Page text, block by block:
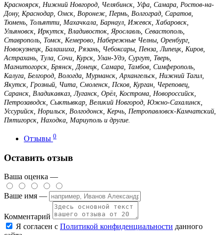
Красноярск, Нижний Новгород, Челябинск, Уфа, Самара, Ростов-на-
Дону, Краснодар, Омск, Воронеж, Пермь, Волгоград, Саратов,
Тюмень, Тольятти, Махачкала, Барнаул, Ижевск, Хабаровск,
Ульяновск, Иркутск, Владивосток, Ярославль, Севастополь,
Ставрополь, Томск, Кемерово, Набережные Челны, Оренбург,
Новокузнецк, Балашиха, Рязань, Чебоксары, Пенза, Липецк, Киров,
Астрахань, Тула, Сочи, Курск, Улан-Удэ, Сургут, Тверь,
Магнитогорск, Брянск, Донецк, Самара, Тамбов, Симферополь,
Калуга, Белгород, Вологда, Мурманск, Архангельск, Нижний Тагил,
Якутск, Грозный, Чита, Смоленск, Псков, Курган, Череповец,
Саранск, Владикавказ, Луганск, Орёл, Кострома, Новороссийск,
Петрозаводск, Сыктывкар, Великий Новгород, Южно-Сахалинск,
Уссурийск, Норильск, Волгодонск, Керчь, Петропавловск-Камчатский,
Пятигорск, Находка, Мариуполь и другие.
Отзывы 0
Оставить отзыв
Ваша оценка —
Ваше имя —
Комментарий
Я согласен с Политикой конфиденциальности данного